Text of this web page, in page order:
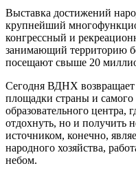
Выставка достижений
крупнейший
конгрессный и
занимающий территорию
посещают свыше 20
Сегодня ВДНХ возвращает
площадки страны и
образовательного центра,
отдохнуть, но и получить
источником, конечно,
народного хозяйства,
небом.